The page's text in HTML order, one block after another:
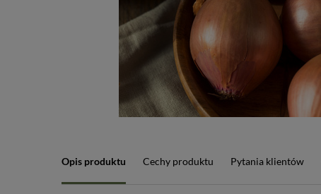
Opis produktu Cechy produktu Pytania klientów